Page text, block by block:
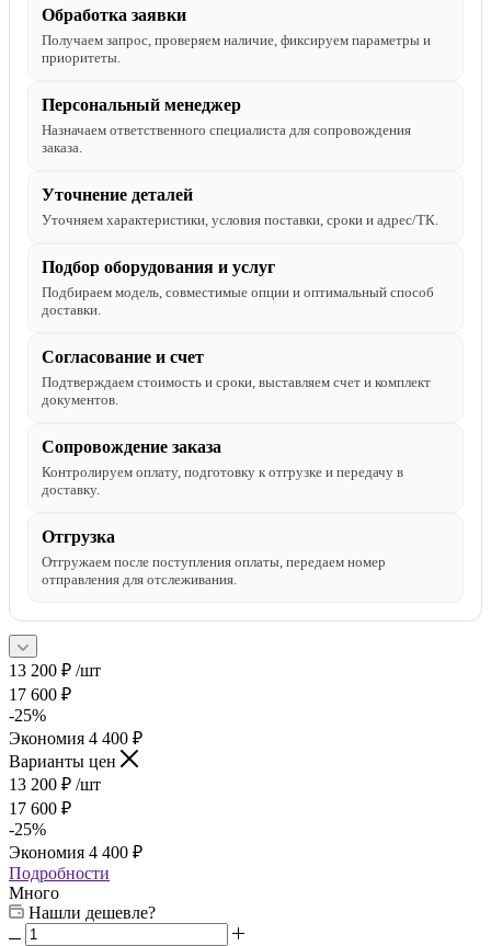
Обработка заявки
Получаем запрос, проверяем наличие, фиксируем параметры и
приоритеты.
Персональный менеджер
Назначаем ответственного специалиста для сопровождения
заказа.
Уточнение деталей
Уточняем характеристики, условия поставки, сроки и адрес/ТК.
Подбор оборудования и услуг
Подбираем модель, совместимые опции и оптимальный способ
доставки.
Согласование и счет
Подтверждаем стоимость и сроки, выставляем счет и комплект
документов.
Сопровождение заказа
Контролируем оплату, подготовку к отгрузке и передачу в
доставку.
Отгрузка
Отгружаем после поступления оплаты, передаем номер
отправления для отслеживания.
13 200 ₽ /шт
17 600 ₽
-25%
Экономия 4 400 ₽
Варианты цен
13 200 ₽ /шт
17 600 ₽
-25%
Экономия 4 400 ₽
Подробности
Много
Нашли дешевле?